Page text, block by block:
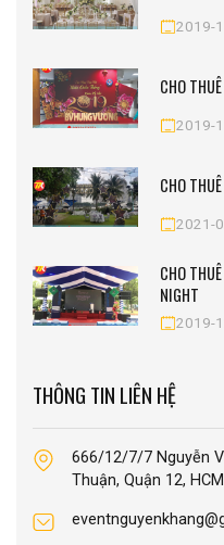
2019-
CHO
2019-
CHO
2021-
CHO
NIGHT
2019-
THÔNG TIN LIÊN HỆ
666/12/7/7 Nguyễn
Thuận, Quận 12, HCM